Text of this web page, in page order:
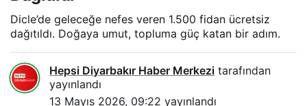
Dicle’de geleceğe nefes veren 1.500 fidan ücretsiz
dağıtıldı. Doğaya umut, topluma güç katan bir adım.
Hepsi Diyarbakır Haber Merkezi tarafından
yayınlandı
13 Mayıs 2026, 09:22 yayınlandı
Dönem Başvuruları
Başladı